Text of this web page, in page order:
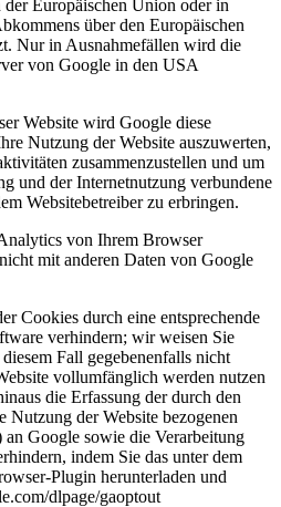
Europäischen Union oder in
über den Europäischen
Nur in Ausnahmefällen wird die
von Google in den USA
Website wird Google diese
Nutzung der Website auszuwerten,
zusammenzustellen und um
und der Internetnutzung verbundene
Websitebetreiber zu erbringen.
von Ihrem Browser
mit anderen Daten von Google
Cookies durch eine entsprechende
verhindern; wir weisen Sie
Fall gegebenenfalls nicht
vollumfänglich werden nutzen
die Erfassung der durch den
Nutzung der Website bezogenen
Google sowie die Verarbeitung
indem Sie das unter dem
Plugin herunterladen und
dlpage/gaoptout